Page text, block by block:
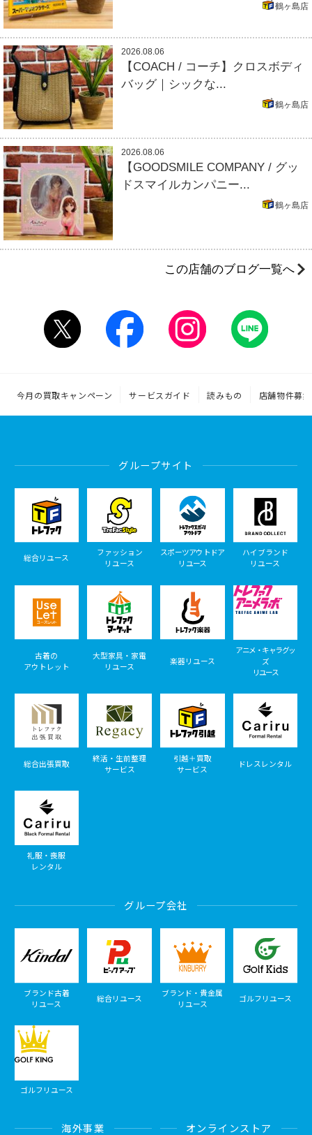
鶴ヶ島店
2026.08.06
【COACH / コーチ】クロスボディ
バッグ｜シックな...
鶴ヶ島店
2026.08.06
【GOODSMILE COMPANY / グッ
ドスマイルカンパニー...
鶴ヶ島店
この店舗のブログ一覧へ
今月の買取キャンペーン サービスガイド 読みもの 店舗物件募集
グループサイト
総合リユース
ファッション
リユース
スポーツアウトドア
リユース
ハイブランド
リユース
古着の
アウトレット
大型家具・家電
リユース
楽器リユース
アニメ・キャラグッ
ズ
リユース
総合出張買取
終活・生前整理
サービス
引越＋買取
サービス
ドレスレンタル
礼服・喪服
レンタル
グループ会社
ブランド古着
リユース
総合リユース
ブランド・貴金属
リユース
ゴルフリユース
ゴルフリユース
海外事業 オンラインストア